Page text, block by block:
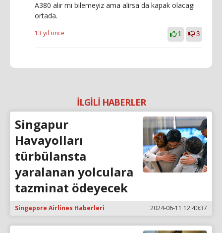
A380 alır mı bilemeyiz ama alirsa da kapak olacagi
ortada.
13 yıl önce 1 3
İLGİLİ HABERLER
Singapur
Havayolları
türbülansta
yaralanan yolculara
tazminat ödeyecek
Singapore Airlines Haberleri 2024-06-11 12:40:37